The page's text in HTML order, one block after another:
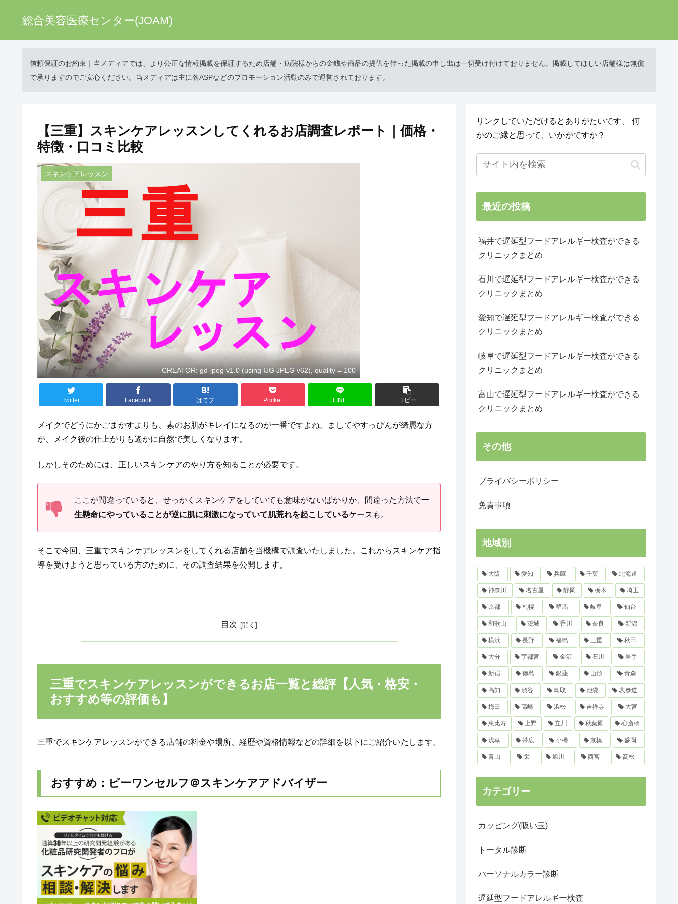
総合美容医療センター(JOAM)
信頼保証のお約束｜当メディアでは、より公正な情報掲載を保証するため店舗・病院様からの金銭や商品の提供を伴った掲載の申し出は一切受け付けておりません。掲載してほしい店舗様は無償
で承りますのでご安心ください。当メディアは主に各ASPなどのプロモーション活動のみで運営されております。
【三重】スキンケアレッスンしてくれるお店調査レポート｜価格・
特徴・口コミ比較
スキンケアレッスン
CREATOR: gd-jpeg v1.0 (using IJG JPEG v62), quality = 100
Twitter Facebook はてブ Pocket LINE コピー
メイクでどうにかごまかすよりも、素のお肌がキレイになるのが一番ですよね。ましてやすっぴんが綺麗な方
が、メイク後の仕上がりも遙かに自然で美しくなります。
しかしそのためには、正しいスキンケアのやり方を知ることが必要です。
ここが間違っていると、せっかくスキンケアをしていても意味がないばかりか、間違った方法で一
生懸命にやっていることが逆に肌に刺激になっていて肌荒れを起こしているケースも。
そこで今回、三重でスキンケアレッスンをしてくれる店舗を当機構で調査いたしました。これからスキンケア指
導を受けようと思っている方のために、その調査結果を公開します。
目次
三重でスキンケアレッスンができるお店一覧と総評【人気・格安・
おすすめ等の評価も】
三重でスキンケアレッスンができる店舗の料金や場所、経歴や資格情報などの詳細を以下にご紹介いたします。
おすすめ：ビーワンセルフ＠スキンケアアドバイザー
リンクしていただけるとありがたいです。 何
かのご縁と思って、いかがですか？
最近の投稿
福井で遅延型フードアレルギー検査ができる
クリニックまとめ
石川で遅延型フードアレルギー検査ができる
クリニックまとめ
愛知で遅延型フードアレルギー検査ができる
クリニックまとめ
岐阜で遅延型フードアレルギー検査ができる
クリニックまとめ
富山で遅延型フードアレルギー検査ができる
クリニックまとめ
その他
プライバシーポリシー
免責事項
地域別
大阪 愛知 兵庫 千葉 北海道
神奈川 名古屋 静岡 栃木 埼玉
京都 札幌 群馬 岐阜 仙台
和歌山 茨城 香川 奈良 新潟
横浜 長野 福島 三重 秋田
大分 宇都宮 金沢 石川 岩手
新宿 徳島 銀座 山形 青森
高知 渋谷 鳥取 池袋 表参道
梅田 高崎 浜松 吉祥寺 大宮
恵比寿 上野 立川 秋葉原 心斎橋
浅草 帯広 小樽 京橋 盛岡
青山 栄 旭川 西宮 高松
カテゴリー
カッピング(吸い玉)
トータル診断
パーソナルカラー診断
遅延型フードアレルギー検査